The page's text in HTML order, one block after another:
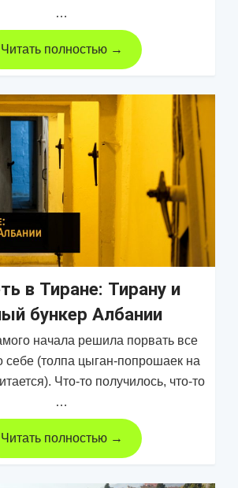
…
Читать полностью →
в Тиране: Тирану и
бункер Албании
начала решила порвать все
себе (толпа цыган-попрошаек на
Что-то получилось, что-то
…
Читать полностью →